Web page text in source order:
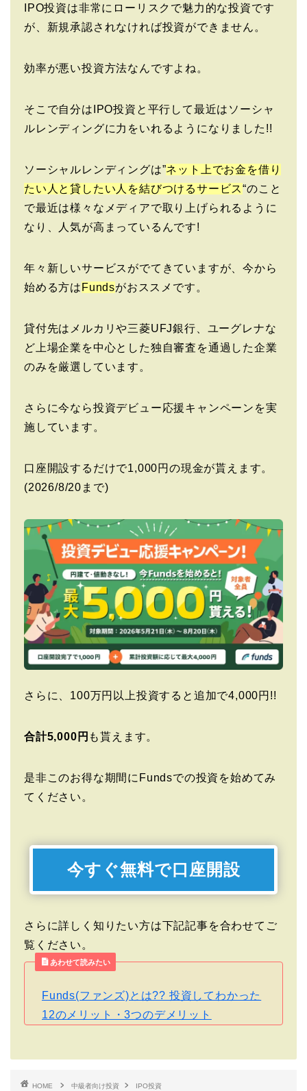
IPO投資は非常にローリスクで魅力的な投資です
が、新規承認されなければ投資ができません。
効率が悪い投資方法なんですよね。
そこで自分はIPO投資と平行して最近はソーシャ
ルレンディングに力をいれるようになりました!!
ソーシャルレンディングは”ネット上でお金を借り
たい人と貸したい人を結びつけるサービス“のこと
で最近は様々なメディアで取り上げられるように
なり、人気が高まっているんです!
年々新しいサービスがでてきていますが、今から
始める方は Fundsがおススメです。
貸付先はメルカリや三菱UFJ銀行、ユーグレナな
ど上場企業を中心とした独自審査を通過した企業
のみを厳選しています。
さらに今なら投資デビュー応援キャンペーンを実
施しています。
口座開設するだけで1,000円の現金が貰えます。
(2026/8/20まで)
さらに、100万円以上投資すると追加で4,000円!!
合計5,000円 も貰えます。
是非このお得な期間にFundsでの投資を始めてみ
てください。
今すぐ無料で口座開設
さらに詳しく知りたい方は下記記事を合わせてご
覧ください。
あわせて読みたい
Funds(ファンズ)とは?? 投資してわかった
12のメリット・3つのデメリット
HOME 中級者向け投資
IPO投資